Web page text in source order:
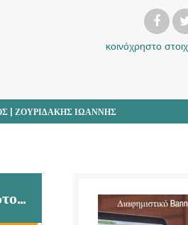
κοινόχρηστο
| ΖΟΥΡΙΔΑΚΗΣ ΙΩΑΝΝΗΣ
Συλλογή φωτογραφιών